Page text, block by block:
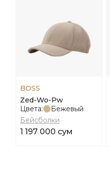
BOSS
Zed-Wo-Pw
Цвета:
Бежевый
Бейсболки
1 197 000 сум